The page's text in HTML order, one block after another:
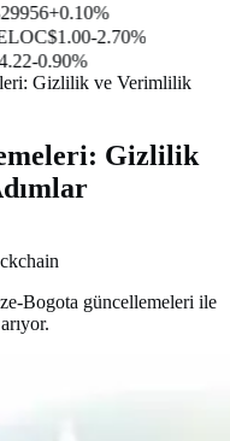
+0.10%
$1.00-2.70%
-0.90%
Gizlilik ve Verimlilik
Gizlilik
Bogota güncellemeleri ile